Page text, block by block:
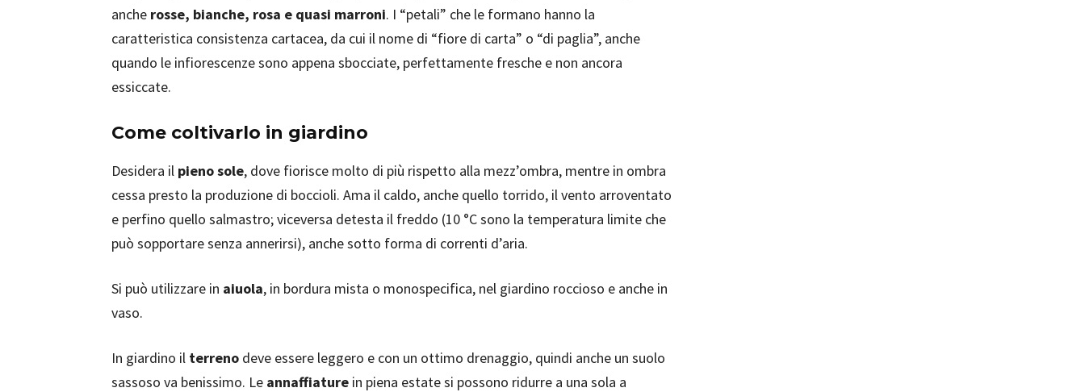
anche rosse, bianche, rosa e quasi marroni. I “petali” che le formano hanno la
caratteristica consistenza cartacea, da cui il nome di “fiore di carta” o “di paglia”, anche
quando le infiorescenze sono appena sbocciate, perfettamente fresche e non ancora
essiccate.
Come coltivarlo in giardino
Desidera il pieno sole, dove fiorisce molto di più rispetto alla mezz’ombra, mentre in ombra
cessa presto la produzione di boccioli. Ama il caldo, anche quello torrido, il vento arroventato
e perfino quello salmastro; viceversa detesta il freddo (10 °C sono la temperatura limite che
può sopportare senza annerirsi), anche sotto forma di correnti d’aria.
Si può utilizzare in aiuola, in bordura mista o monospecifica, nel giardino roccioso e anche in
vaso.
In giardino il terreno deve essere leggero e con un ottimo drenaggio, quindi anche un suolo
sassoso va benissimo. Le annaffiature in piena estate si possono ridurre a una sola a